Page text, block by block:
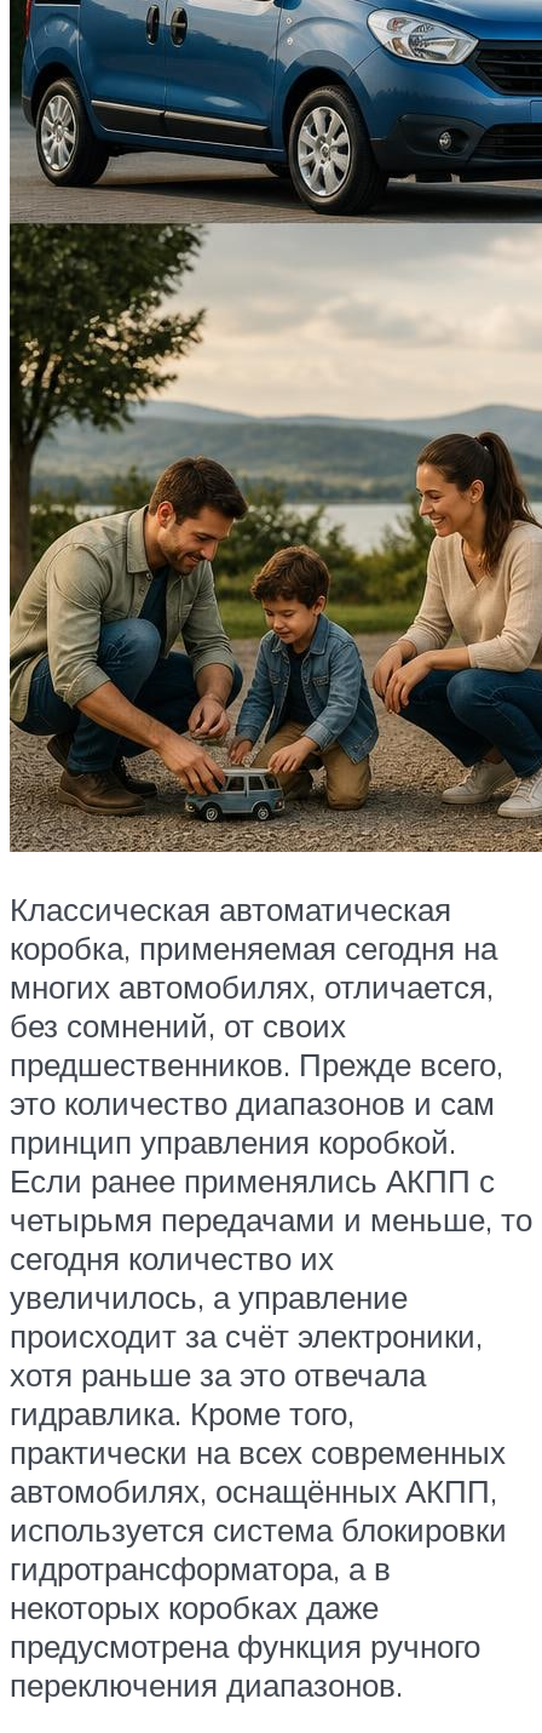
Классическая автоматическая
коробка, применяемая сегодня на
многих автомобилях, отличается,
без сомнений, от своих
предшественников. Прежде всего,
это количество диапазонов и сам
принцип управления коробкой.
Если ранее применялись АКПП с
четырьмя передачами и меньше, то
сегодня количество их
увеличилось, а управление
происходит за счёт электроники,
хотя раньше за это отвечала
гидравлика. Кроме того,
практически на всех современных
автомобилях, оснащённых АКПП,
используется система блокировки
гидротрансформатора, а в
некоторых коробках даже
предусмотрена функция ручного
переключения диапазонов.